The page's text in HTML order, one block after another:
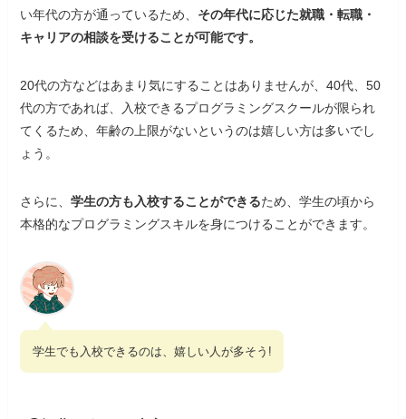
い年代の方が通っているため、 その年代に応じた就職・転職・
キャリアの相談を受けることが可能です。
20代の方などはあまり気にすることはありませんが、40代、50
代の方であれば、入校できるプログラミングスクールが限られ
てくるため、年齢の上限がないというのは嬉しい方は多いでし
ょう。
さらに、学生の方も入校することができるため、学生の頃から
本格的なプログラミングスキルを身につけることができます。
学生でも入校できるのは、嬉しい人が多そう!